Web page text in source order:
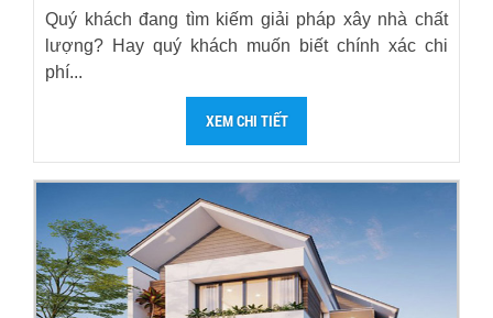
Quý khách đang tìm kiếm giải pháp xây nhà chất
lượng? Hay quý khách muốn biết chính xác chi
phí...
XEM CHI TIẾT